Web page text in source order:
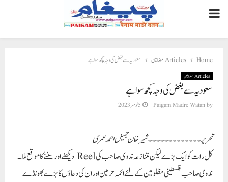
PRIMARY
MENU
Home Articles مضامین سعودیہ سے بغض کی وجہ کچھ سوا ہے
Articles مضامین
سعودیہ سے بغض کی وجہ کچھ سوا ہے
by
Paigam Madre Watan 5 نومبر 2023
تحریر۔۔۔۔۔۔۔۔۔۔۔۔۔شیرخان جمیل احمد عمری
کل رات کو ایک بڑے لیکن متنازعہ ندوی صاحب کی Reel دیکھنے اور سننے کا موقع ملا۔
ندوی صاحب فلسطینی مظلومین کے لئے ائمہ حرمین اور ان کی دعاؤں کا بڑے بھونڈے